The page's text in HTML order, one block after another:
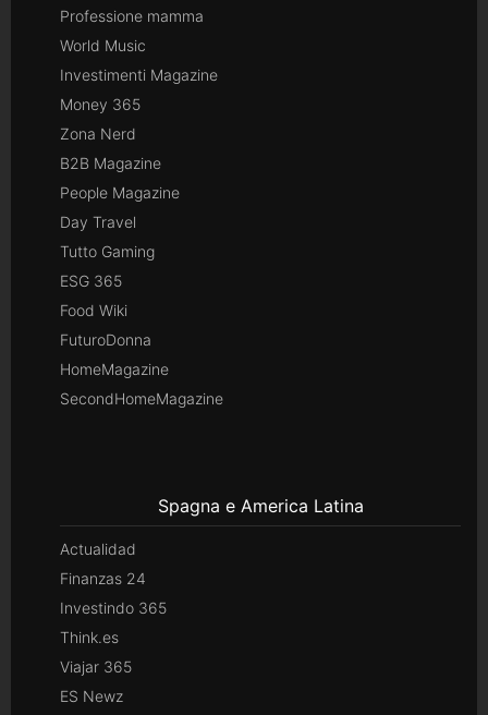
Professione mamma
World Music
Investimenti Magazine
Money 365
Zona Nerd
B2B Magazine
People Magazine
Day Travel
Tutto Gaming
ESG 365
Food Wiki
FuturoDonna
HomeMagazine
SecondHomeMagazine
Spagna e America Latina
Actualidad
Finanzas 24
Investindo 365
Think.es
Viajar 365
ES Newz